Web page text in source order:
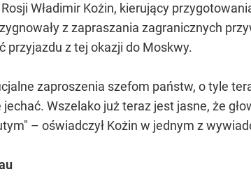
Władimir Kożin, kierujący
z zapraszania zagranicznych
przyjazdu z tej okazji do Moskwy.
zaproszenia szefom państw, o tyle
Wszelako już teraz jest jasne, że
– oświadczył Kożin w jednym z